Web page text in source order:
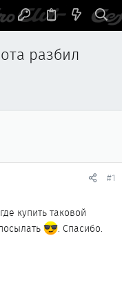
разбил
#1
купить таковой
. Спасибо.